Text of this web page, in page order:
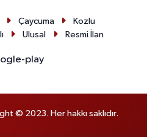
Çaycuma
Kozlu
Ulusal Resmi İlan
© 2023. Her hakkı saklıdır.